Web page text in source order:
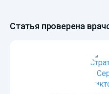
Статья проверена